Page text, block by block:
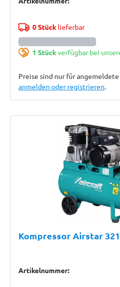
0 Stücklieferbar
1 Stückverfügbar bei
Preise sind nur für
anmelden oder registrieren.
Kompressor Airstar
Artikelnummer: